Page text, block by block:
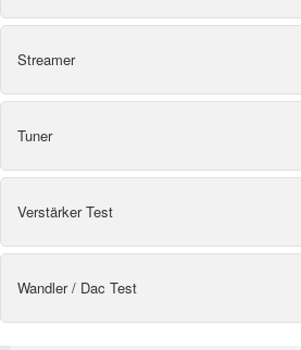
Streamer
Tuner
Verstärker Test
Wandler / Dac Test